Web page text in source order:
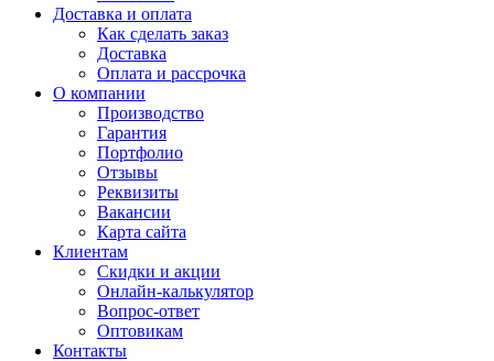
Доставка и оплата
Как сделать заказ
Доставка
Оплата и рассрочка
О компании
Производство
Гарантия
Портфолио
Отзывы
Реквизиты
Вакансии
Карта сайта
Клиентам
Скидки и акции
Онлайн-калькулятор
Вопрос-ответ
Оптовикам
Контакты